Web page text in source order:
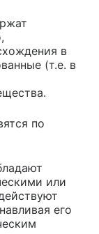
в
(т.е. в
по
или
его